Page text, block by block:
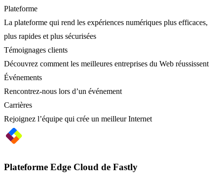
Plateforme
La plateforme qui rend les expériences numériques plus efficaces,
plus rapides et plus sécurisées
Témoignages clients
Découvrez comment les meilleures entreprises du Web réussissent
Événements
Rencontrez-nous lors d’un événement
Carrières
Rejoignez l’équipe qui crée un meilleur Internet
Plateforme Edge Cloud de Fastly